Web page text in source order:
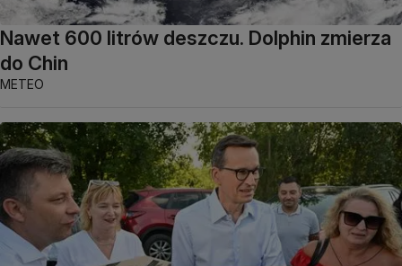
Nawet 600 litrów deszczu. Dolphin zmierza
do Chin
METEO